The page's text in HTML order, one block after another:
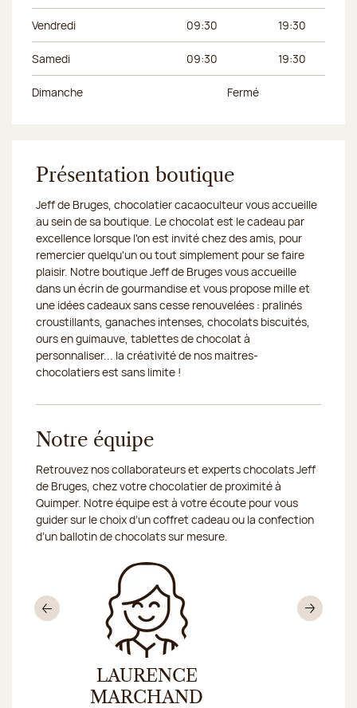
Vendredi 09:30 19:30
Samedi 09:30 19:30
Dimanche Fermé
Présentation boutique
Jeff de Bruges, chocolatier cacaoculteur vous accueille
au sein de sa boutique. Le chocolat est le cadeau par
excellence lorsque l'on est invité chez des amis, pour
remercier quelqu'un ou tout simplement pour se faire
plaisir. Notre boutique Jeff de Bruges vous accueille
dans un écrin de gourmandise et vous propose mille et
une idées cadeaux sans cesse renouvelées : pralinés
croustillants, ganaches intenses, chocolats biscuités,
ours en guimauve, tablettes de chocolat à
personnaliser... la créativité de nos maitres-
chocolatiers est sans limite !
Notre équipe
Retrouvez nos collaborateurs et experts chocolats Jeff
de Bruges, chez votre chocolatier de proximité à
Quimper. Notre équipe est à votre écoute pour vous
guider sur le choix d’un coffret cadeau ou la confection
d’un ballotin de chocolats sur mesure.
LAURENCE
MARCHAND
Précédent